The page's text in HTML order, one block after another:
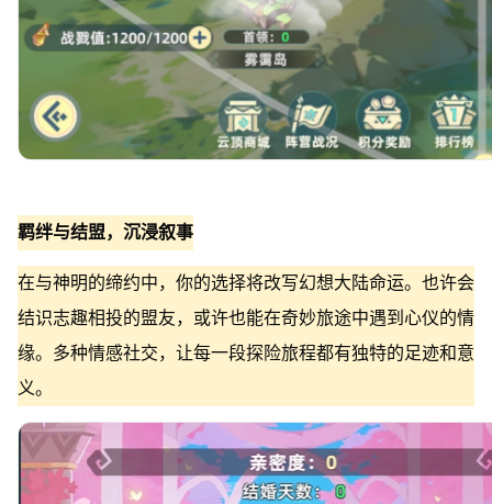
羁绊与结盟，沉浸叙事
在与神明的缔约中，你的选择将改写幻想大陆命运。也许会
结识志趣相投的盟友，或许也能在奇妙旅途中遇到心仪的情
缘。多种情感社交，让每一段探险旅程都有独特的足迹和意
义。